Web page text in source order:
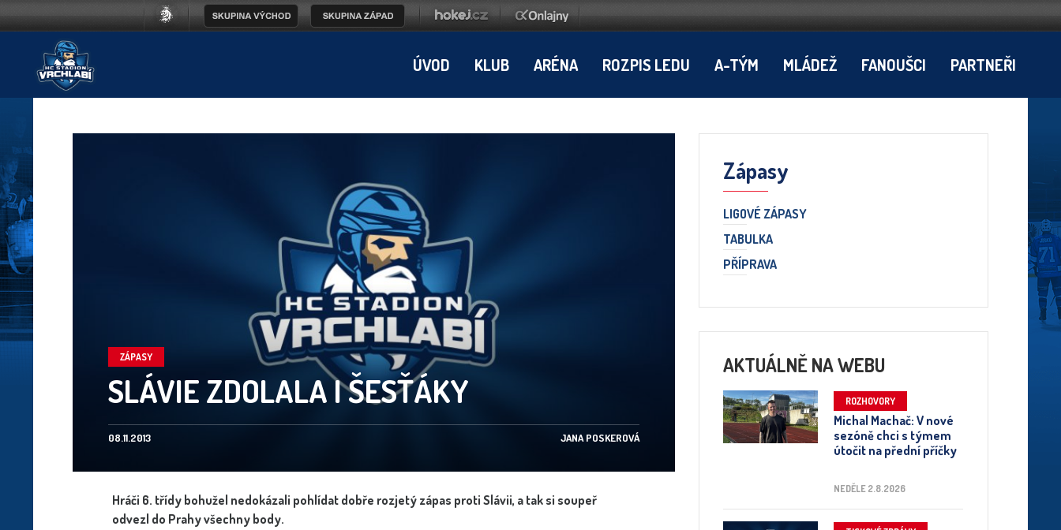
ÚVOD KLUB ARÉNA ROZPIS LEDU A-TÝM MLÁDEŽ FANOUŠCI PARTNEŘI
ZÁPASY
SLÁVIE ZDOLALA I ŠESŤÁKY
08.11.2013 JANA POSKEROVÁ
Hráči 6. třídy bohužel nedokázali pohlídat dobře rozjetý zápas proti Slávii, a tak si soupeř
odvezl do Prahy všechny body.
Zápasy
LIGOVÉ ZÁPASY
TABULKA
PŘÍPRAVA
AKTUÁLNĚ NA WEBU
ROZHOVORY
Michal Machač: V nové
sezóně chci s týmem
útočit na přední příčky
NEDĚLE 2.8.2026